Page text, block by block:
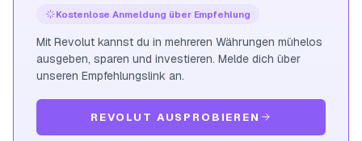
Kostenlose Anmeldung über Empfehlung
Mit Revolut kannst du in mehreren Währungen mühelos
ausgeben, sparen und investieren. Melde dich über
unseren Empfehlungslink an.
REVOLUT AUSPROBIEREN